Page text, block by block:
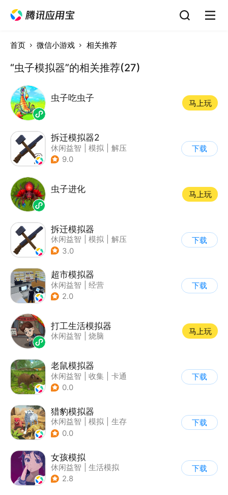
首页 微信小游戏 相关推荐
“虫子模拟器”的相关推荐(27)
虫子吃虫子
马上玩
拆迁模拟器2
休闲益智 模拟
解压
| 写实
9.0
下载
虫子进化
马上玩
拆迁模拟器
休闲益智 模拟
解压
| 卡通
3.0
下载
超市模拟器
休闲益智
经营
| 文字游戏
2.0
下载
打工生活模拟器
休闲益智 烧脑
马上玩
老鼠模拟器
休闲益智 收集
卡通
| 62游戏
0.0
下载
猎豹模拟器
休闲益智 模拟
生存
| 写实
0.0
下载
女孩模拟
休闲益智
生活模拟
| 校园
2.8
下载